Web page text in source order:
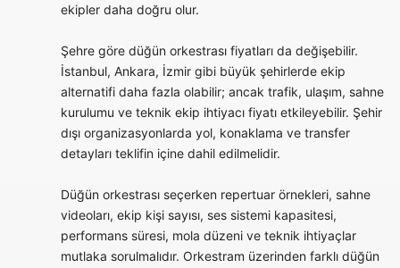
ekipler daha doğru olur.
Şehre göre düğün orkestrası fiyatları da değişebilir.
İstanbul, Ankara, İzmir gibi büyük şehirlerde ekip
alternatifi daha fazla olabilir; ancak trafik, ulaşım, sahne
kurulumu ve teknik ekip ihtiyacı fiyatı etkileyebilir. Şehir
dışı organizasyonlarda yol, konaklama ve transfer
detayları teklifin içine dahil edilmelidir.
Düğün orkestrası seçerken repertuar örnekleri, sahne
videoları, ekip kişi sayısı, ses sistemi kapasitesi,
performans süresi, mola düzeni ve teknik ihtiyaçlar
mutlaka sorulmalıdır. Orkestram üzerinden farklı düğün